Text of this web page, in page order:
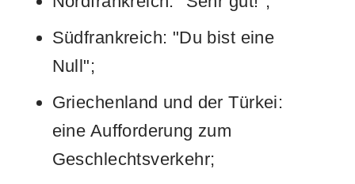
Südfrankreich: "Du bist eine
Null";
Griechenland und der Türkei:
eine Aufforderung zum
Geschlechtsverkehr;